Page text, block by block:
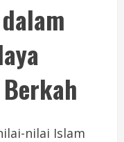
nilai Islam